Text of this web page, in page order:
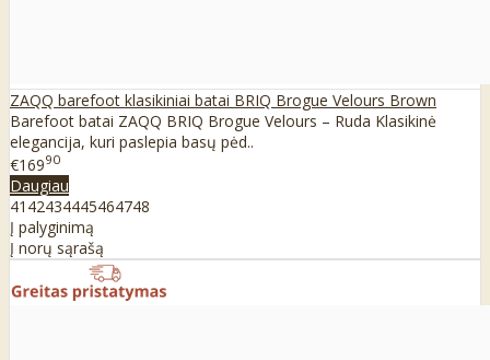
ZAQQ barefoot klasikiniai batai BRIQ Brogue Velours Brown
Barefoot batai ZAQQ BRIQ Brogue Velours – Ruda Klasikinė
elegancija, kuri paslepia basų pėd..
€16990
Daugiau
41 42434445464748
Į palyginimą
Į norų sąrašą